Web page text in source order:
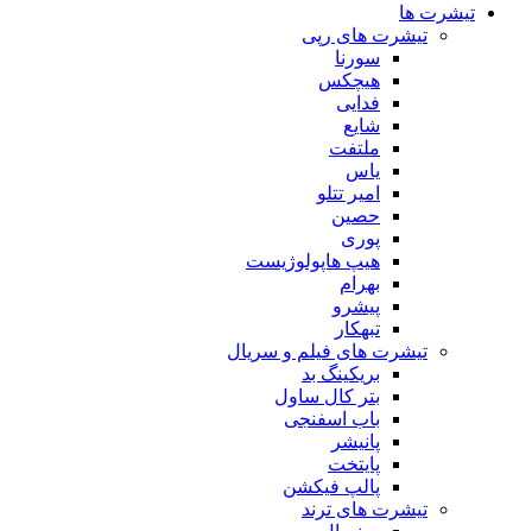
تیشرت ها
تیشرت های رپی
سورنا
هیچکس
فدایی
شایع
ملتفت
یاس
امیر تتلو
حصین
پوری
هیپ هاپولوژیست
بهرام
پیشرو
تبهکار
تیشرت های فیلم و سریال
بریکینگ بد
بتر کال ساول
باب اسفنجی
پانیشر
پایتخت
پالپ فیکشن
تیشرت های ترند